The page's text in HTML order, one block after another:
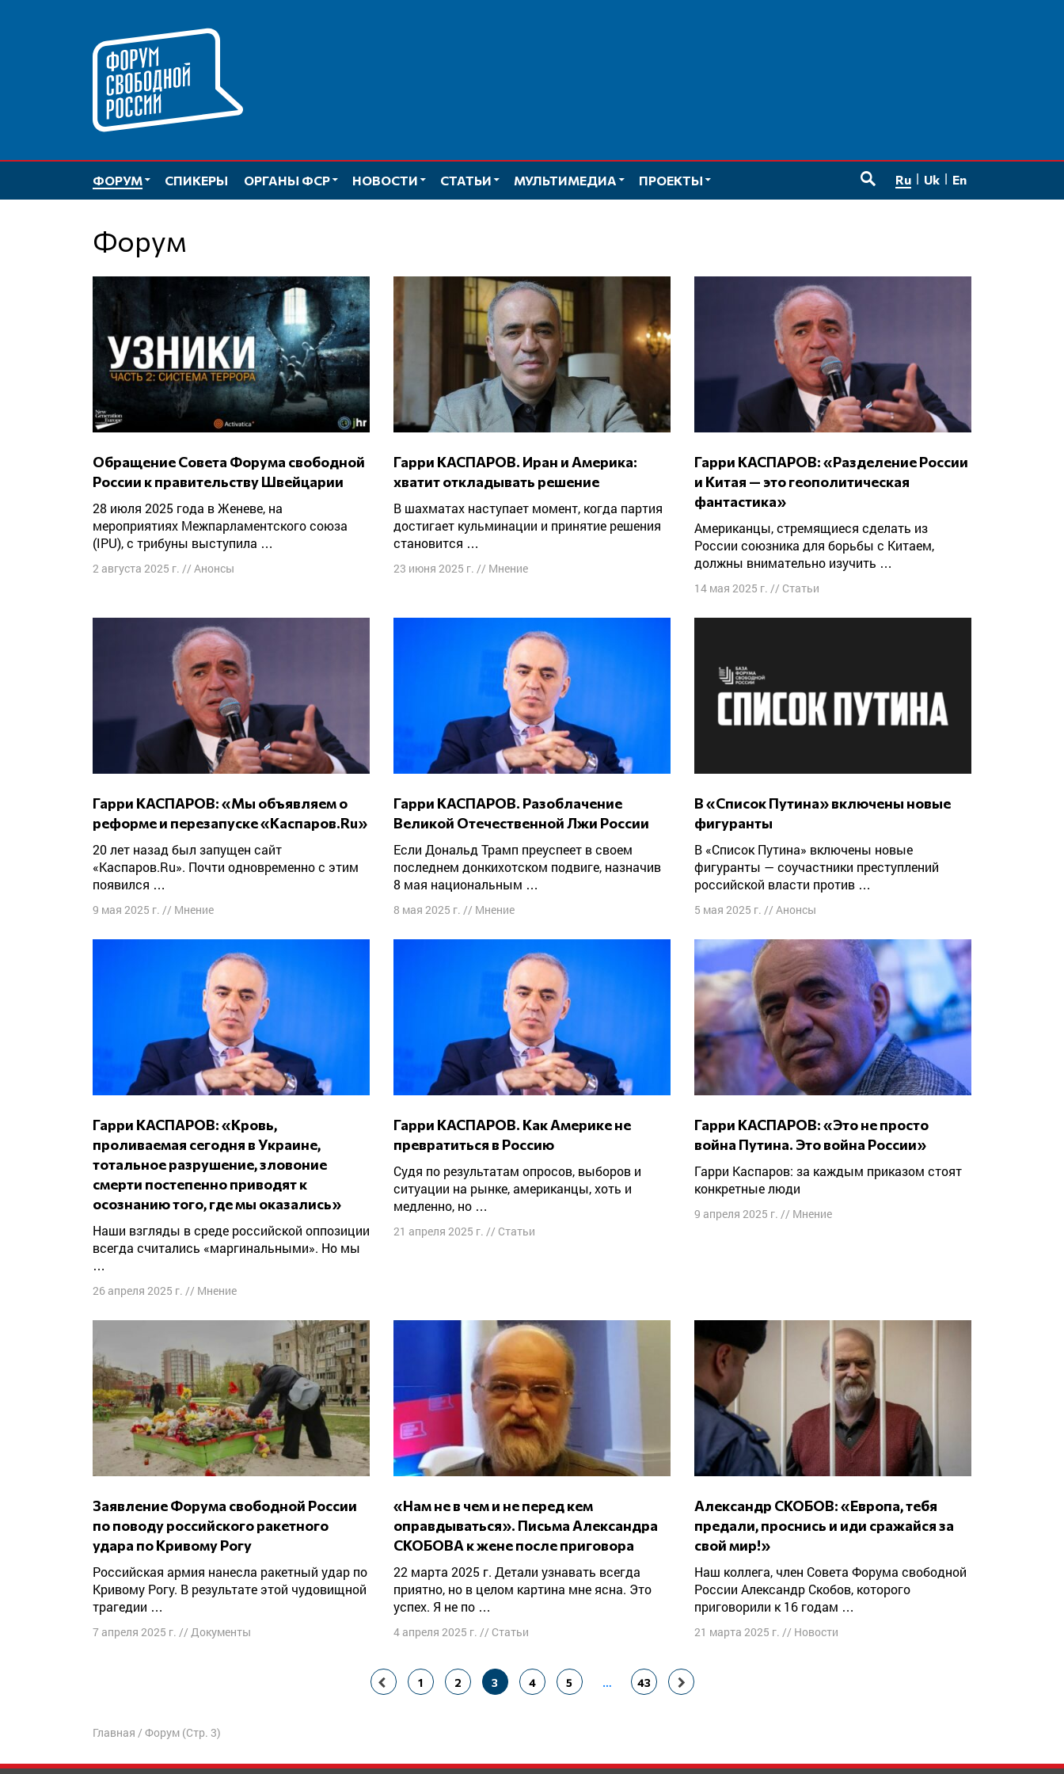
ФОРУМ СПИКЕРЫ ОРГАНЫ ФСР НОВОСТИ СТАТЬИ МУЛЬТИМЕДИА
ПРОЕКТЫ
Ru Uk En
Форум
Обращение Совета Форума свободной
России к правительству Швейцарии
28 июля 2025 года в Женеве, на
мероприятиях Межпарламентского союза
(IPU), с трибуны выступила …
2 августа 2025 г. // Анонсы
Гарри КАСПАРОВ. Иран и Америка:
хватит откладывать решение
В шахматах наступает момент, когда партия
достигает кульминации и принятие решения
становится …
23 июня 2025 г. // Мнение
Гарри КАСПАРОВ: «Разделение России
и Китая — это геополитическая
фантастика»
Американцы, стремящиеся сделать из
России союзника для борьбы с Китаем,
должны внимательно изучить …
14 мая 2025 г. // Статьи
Гарри КАСПАРОВ: «Мы объявляем о
реформе и перезапуске «Каспаров.Ru»
20 лет назад был запущен сайт
«Каспаров.Ru». Почти одновременно с этим
появился …
9 мая 2025 г. // Мнение
Гарри КАСПАРОВ. Разоблачение
Великой Отечественной Лжи России
Если Дональд Трамп преуспеет в своем
последнем донкихотском подвиге, назначив
8 мая национальным …
8 мая 2025 г. // Мнение
В «Список Путина» включены новые
фигуранты
В «Список Путина» включены новые
фигуранты — соучастники преступлений
российской власти против …
5 мая 2025 г. // Анонсы
Гарри КАСПАРОВ: «Кровь,
проливаемая сегодня в Украине,
тотальное разрушение, зловоние
смерти постепенно приводят к
осознанию того, где мы оказались»
Наши взгляды в среде российской оппозиции
всегда считались «маргинальными». Но мы
…
26 апреля 2025 г. // Мнение
Гарри КАСПАРОВ. Как Америке не
превратиться в Россию
Судя по результатам опросов, выборов и
ситуации на рынке, американцы, хоть и
медленно, но …
21 апреля 2025 г. // Статьи
Гарри КАСПАРОВ: «Это не просто
война Путина. Это война России»
Гарри Каспаров: за каждым приказом стоят
конкретные люди
9 апреля 2025 г. // Мнение
Заявление Форума свободной России
по поводу российского ракетного
удара по Кривому Рогу
Российская армия нанесла ракетный удар по
Кривому Рогу. В результате этой чудовищной
трагедии …
7 апреля 2025 г. // Документы
«Нам не в чем и не перед кем
оправдываться». Письма Александра
СКОБОВА к жене после приговора
22 марта 2025 г. Детали узнавать всегда
приятно, но в целом картина мне ясна. Это
успех. Я не по …
4 апреля 2025 г. // Статьи
Александр СКОБОВ: «Европа, тебя
предали, проснись и иди сражайся за
свой мир!»
Наш коллега, член Совета Форума свободной
России Александр Скобов, которого
приговорили к 16 годам …
21 марта 2025 г. // Новости
записям
1 2 3 4 5 … 43
Главная / Форум (Стр. 3)